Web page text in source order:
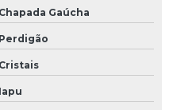
futebol
golfe
Chapada Gaúcha
Perdigão
Cristais
Iapu